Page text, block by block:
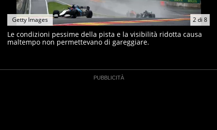
2di 8
Getty Images
Le condizioni pessime della pista e la visibilità ridotta causa
maltempo non permettevano di gareggiare.